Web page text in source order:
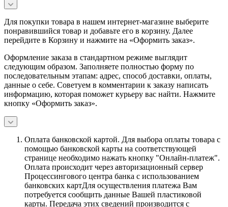
Для покупки товара в нашем интернет-магазине выберите
понравившийся товар и добавьте его в корзину. Далее
перейдите в Корзину и нажмите на «Оформить заказ».
Оформление заказа в стандартном режиме выглядит
следующим образом. Заполняете полностью форму по
последовательным этапам: адрес, способ доставки, оплаты,
данные о себе. Советуем в комментарии к заказу написать
информацию, которая поможет курьеру вас найти. Нажмите
кнопку «Оформить заказ».
Оплата банковской картой. Для выбора оплаты товара с
помощью банковской карты на соответствующей
странице необходимо нажать кнопку "Онлайн-платеж".
Оплата происходит через авторизационный сервер
Процессингового центра банка с использованием
банковских картДля осуществления платежа Вам
потребуется сообщить данные Вашей пластиковой
карты. Передача этих сведений производится с